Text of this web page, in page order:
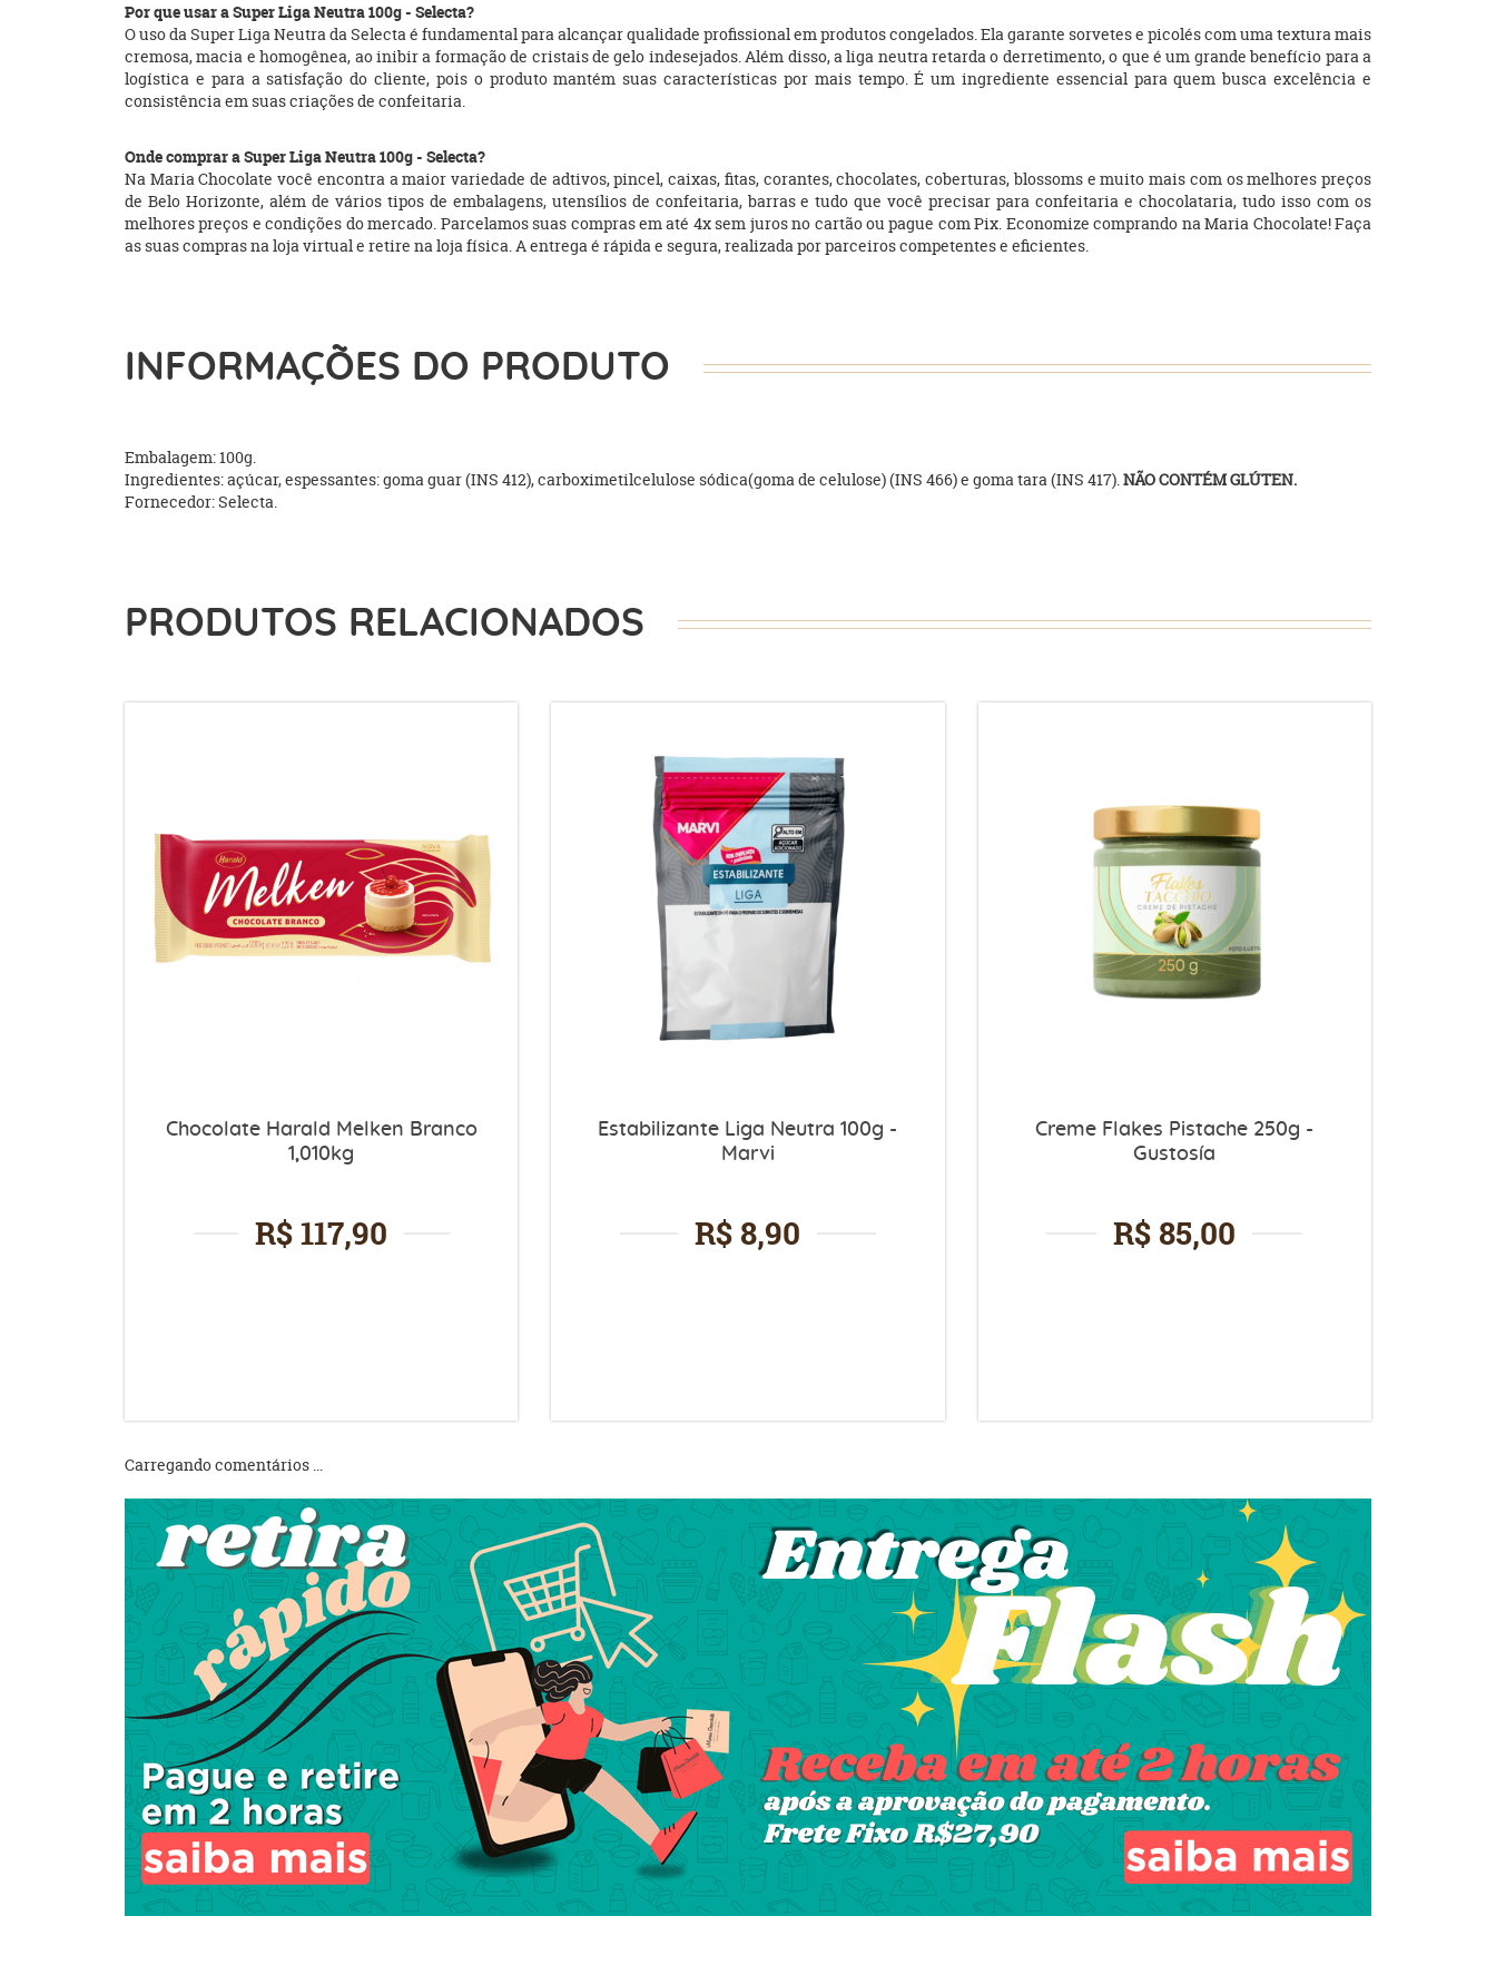
Por que usar a Super Liga Neutra 100g - Selecta?
O uso da Super Liga Neutra da Selecta é fundamental para alcançar qualidade profissional em produtos congelados. Ela garante sorvetes e picolés com uma textura mais
cremosa, macia e homogênea, ao inibir a formação de cristais de gelo indesejados. Além disso, a liga neutra retarda o derretimento, o que é um grande benefício para a
logística e para a satisfação do cliente, pois o produto mantém suas características por mais tempo. É um ingrediente essencial para quem busca excelência e
consistência em suas criações de confeitaria.
Onde comprar a Super Liga Neutra 100g - Selecta?
Na Maria Chocolate você encontra a maior variedade de adtivos, pincel, caixas, fitas, corantes, chocolates, coberturas, blossoms e muito mais com os melhores preços
de Belo Horizonte, além de vários tipos de embalagens, utensílios de confeitaria, barras e tudo que você precisar para confeitaria e chocolataria, tudo isso com os
melhores preços e condições do mercado. Parcelamos suas compras em até 4x sem juros no cartão ou pague com Pix. Economize comprando na Maria Chocolate! Faça
as suas compras na loja virtual e retire na loja física. A entrega é rápida e segura, realizada por parceiros competentes e eficientes.
INFORMAÇÕES DO PRODUTO
Embalagem: 100g.
Ingredientes: açúcar, espessantes: goma guar (INS 412), carboximetilcelulose sódica(goma de celulose) (INS 466) e goma tara (INS 417).NÃO CONTÉM GLÚTEN.
Fornecedor: Selecta.
PRODUTOS RELACIONADOS
Chocolate Harald Melken Branco
1,010kg
R$ 117,90
Estabilizante Liga Neutra 100g -
Marvi
R$ 8,90
Creme Flakes Pistache 250g -
Gustosía
R$ 85,00
Carregando comentários ...